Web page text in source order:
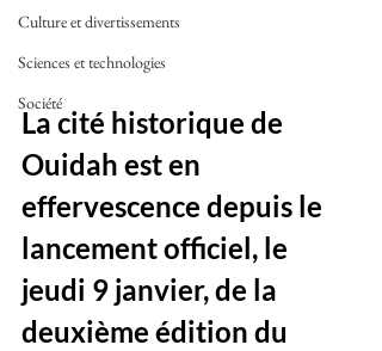
Culture et divertissements
Sciences et technologies
Société
La cité historique de
Ouidah est en
effervescence depuis le
lancement officiel, le
jeudi 9 janvier, de la
deuxième édition du